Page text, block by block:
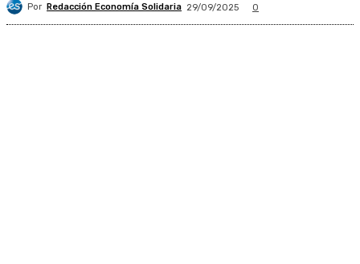
Por Redacción Economía Solidaria 29/09/2025 0